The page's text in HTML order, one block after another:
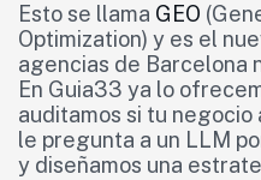
Esto se llama GEO
Optimization) y es el
agencias de Barcelona
En Guia33 ya lo
auditamos si tu
le pregunta a un LLM
y diseñamos una